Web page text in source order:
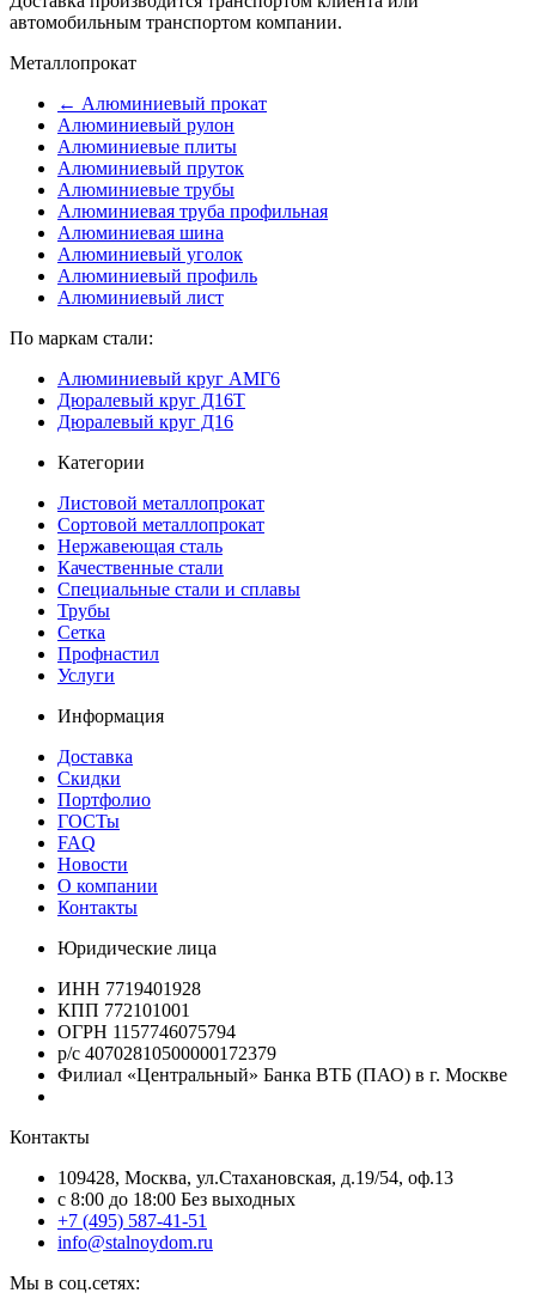
автомобильным транспортом компании.
Металлопрокат
← Алюминиевый прокат
Алюминиевый рулон
Алюминиевые плиты
Алюминиевый пруток
Алюминиевые трубы
Алюминиевая труба профильная
Алюминиевая шина
Алюминиевый уголок
Алюминиевый профиль
Алюминиевый лист
По маркам стали:
Алюминиевый круг АМГ6
Дюралевый круг Д16Т
Дюралевый круг Д16
Категории
Листовой металлопрокат
Сортовой металлопрокат
Нержавеющая сталь
Качественные стали
Специальные стали и сплавы
Трубы
Сетка
Профнастил
Услуги
Информация
Доставка
Скидки
Портфолио
ГОСТы
FAQ
Новости
О компании
Контакты
Юридические лица
ИНН 7719401928
КПП 772101001
ОГРН 1157746075794
р/с 40702810500000172379
Филиал «Центральный» Банка ВТБ (ПАО) в г. Москве
Контакты
109428, Москва, ул.Стахановская, д.19/54, оф.13
c 8:00 до 18:00 Без выходных
+7 (495) 587-41-51
info@stalnoydom.ru
Мы в соц.сетях: